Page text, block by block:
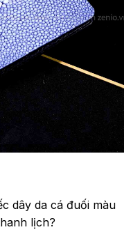
dây da cá đuối màu
lịch?